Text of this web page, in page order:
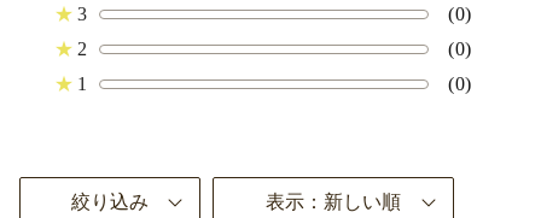
★ 3
(0)
★ 2
(0)
★ 1 (0)
絞り込み 表示：新しい順